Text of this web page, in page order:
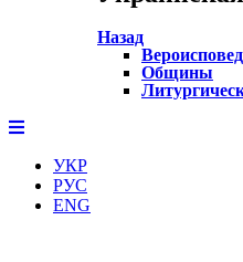
Назад
Общины
УКР
РУС
ENG